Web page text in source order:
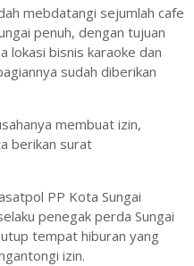
mebdatangi sejumlah cafe
penuh, dengan tujuan
lokasi bisnis karaoke dan
sudah diberikan
membuat izin,
berikan surat
PP Kota Sungai
penegak perda Sungai
tempat hiburan yang
izin.